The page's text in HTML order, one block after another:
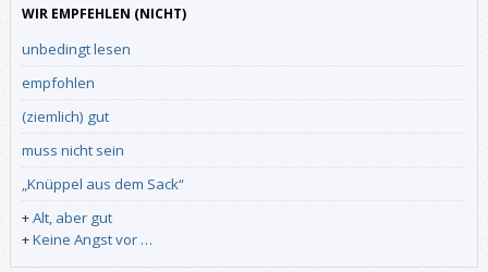
WIR EMPFEHLEN (NICHT)
unbedingt lesen
empfohlen
(ziemlich) gut
muss nicht sein
„Knüppel aus dem Sack“
+Alt, aber gut
+Keine Angst vor …